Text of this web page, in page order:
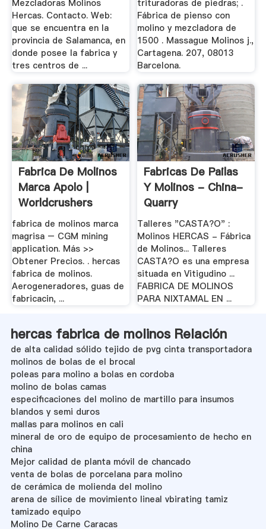
Mezcladoras Molinos
Hercas. Contacto. Web:
que se encuentra en la
provincia de Salamanca, en
donde posee la fabrica y
tres centros de ...
trituradoras de piedras; .
Fábrica de pienso con
molino y mezcladora de
1500 . Massague Molinos j.,
Cartagena. 207, 08013
Barcelona.
Fabrica De Molinos
Marca Apolo |
Worldcrushers
fabrica de molinos marca
magrisa – CGM mining
application. Más >>
Obtener Precios. . hercas
fabrica de molinos.
Aerogeneradores, guas de
fabricacin, ...
Fabricas De Pailas
Y Molinos - China-
Quarry
Talleres "CASTA?O" :
Molinos HERCAS - Fábrica
de Molinos... Talleres
CASTA?O es una empresa
situada en Vitigudino ...
FABRICA DE MOLINOS
PARA NIXTAMAL EN ...
hercas fabrica de molinos Relación
de alta calidad sólido tejido de pvg cinta transportadora
molinos de bolas de el brocal
poleas para molino a bolas en cordoba
molino de bolas camas
especificaciones del molino de martillo para insumos
blandos y semi duros
mallas para molinos en cali
mineral de oro de equipo de procesamiento de hecho en
china
Mejor calidad de planta móvil de chancado
venta de bolas de porcelana para molino
de cerámica de molienda del molino
arena de sílice de movimiento lineal vbirating tamiz
tamizado equipo
Molino De Carne Caracas